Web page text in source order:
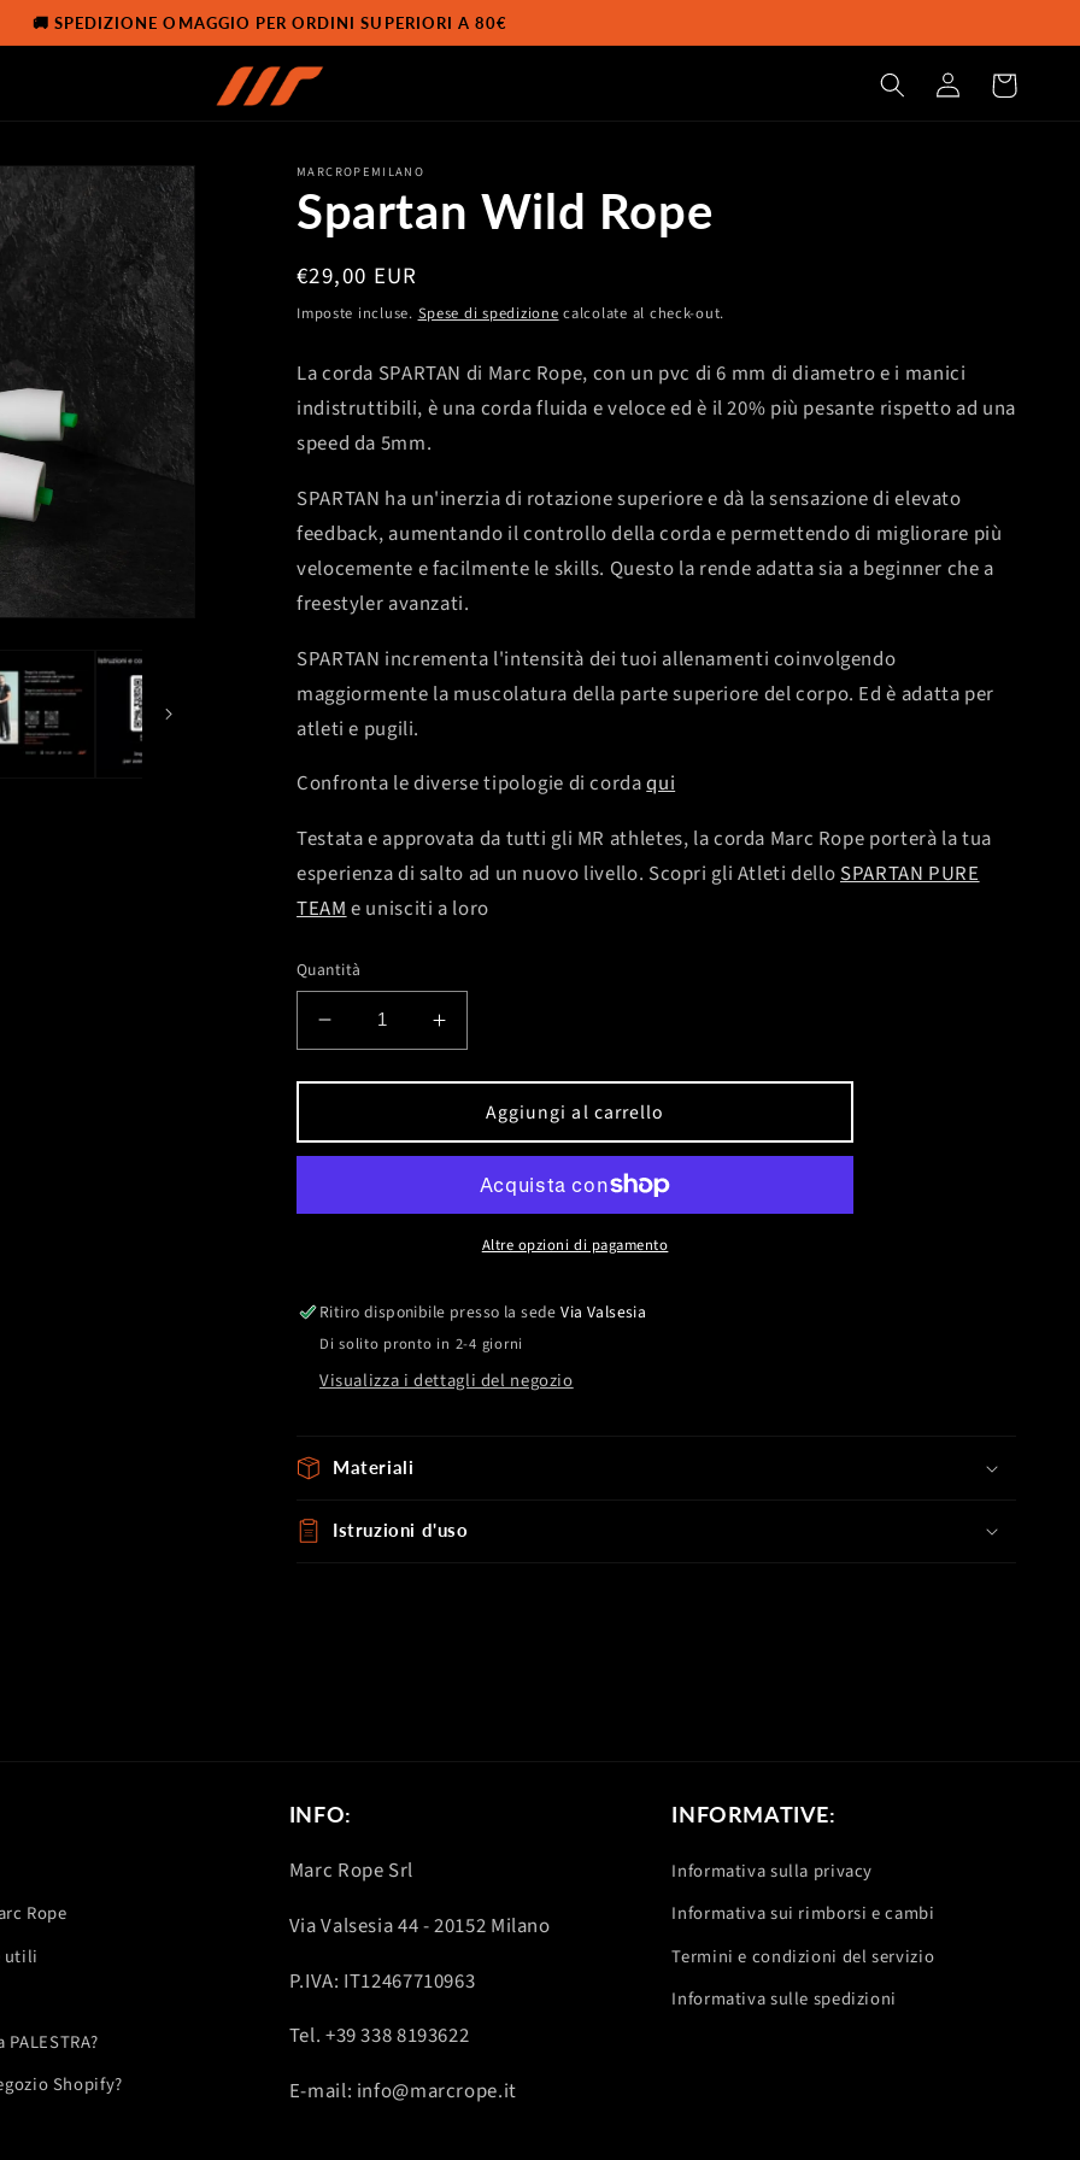
🚚 SPEDIZIONE OMAGGIO PER ORDINI SUPERIORI A 80€
Accedi Carrello
MARCROPEMILANO
Spartan Wild Rope
Prezzo
di
€29,00 EUR
Imposte incluse. Spese di spedizione calcolate al check-out.
La corda SPARTAN di Marc Rope, con un pvc di 6 mm di diametro e i manici
indistruttibili, è una corda fluida e veloce ed è il 20% più pesante rispetto ad una
speed da 5mm.
SPARTAN ha un'inerzia di rotazione superiore e dà la sensazione di elevato
feedback, aumentando il controllo della corda e permettendo di migliorare più
velocemente e facilmente le skills. Questo la rende adatta sia a beginner che a
freestyler avanzati.
SPARTAN incrementa l'intensità dei tuoi allenamenti coinvolgendo
maggiormente la muscolatura della parte superiore del corpo. Ed è adatta per
atleti e pugili.
Confronta le diverse tipologie di cordaqui
Testata e approvata da tutti gli MR athletes, la corda Marc Rope porterà la tua
esperienza di salto ad un nuovo livello. Scopri gli Atleti delloSPARTAN PURE
TEAMe unisciti a loro
Quantità
Diminuisci
quantità
per
Wild
Rope
Aumenta
quantità
per
Spartan
Wild
Rope
Aggiungi al carrello
Altre opzioni di pagamento
Ritiro disponibile presso la sedeVia Valsesia
Di solito pronto in 2-4 giorni
Visualizza i dettagli del negozio
Materiali
Istruzioni d'uso
Rope
utili
Shopify?
INFO:
Marc Rope Srl
Via Valsesia 44 - 20152 Milano
P.IVA: IT12467710963
Tel. +39 338 8193622
E-mail: info@marcrope.it
INFORMATIVE:
Informativa sulla privacy
Informativa sui rimborsi e cambi
Termini e condizioni del servizio
Informativa sulle spedizioni